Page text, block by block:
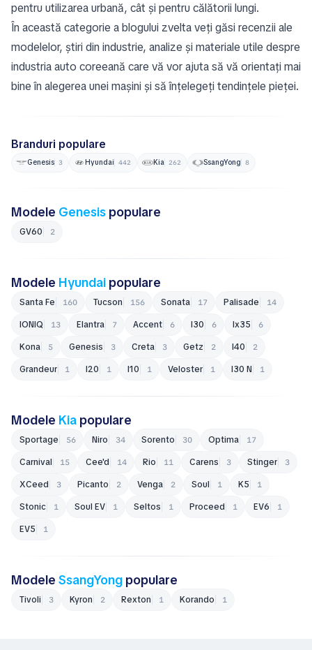
pentru utilizarea urbană, cât și pentru călătorii lungi.
În această categorie a blogului zvelta veți găsi recenzii ale
modelelor, știri din industrie, analize și materiale utile despre
industria auto coreeană care vă vor ajuta să vă orientați mai
bine în alegerea unei mașini și să înțelegeți tendințele pieței.
Branduri populare
Genesis 3 Hyundai 442 Kia 262 SsangYong 8
Modele Genesis populare
GV60 2
Modele Hyundai populare
Santa Fe 160 Tucson 156 Sonata 17 Palisade 14
IONIQ 13 Elantra 7 Accent 6 i30 6 ix35 6
Kona 5 Genesis 3 Creta 3 Getz 2 i40 2
Grandeur 1 i20 1 i10 1 Veloster 1 i30 N 1
Modele Kia populare
Sportage 56 Niro 34 Sorento 30 Optima 17
Carnival 15 Cee'd 14 Rio 11 Carens 3 Stinger 3
XCeed 3 Picanto 2 Venga 2 Soul 1 K5 1
Stonic 1 Soul EV 1 Seltos 1 Proceed 1 EV6 1
EV5 1
Modele SsangYong populare
Tivoli 3 Kyron 2 Rexton 1 Korando 1